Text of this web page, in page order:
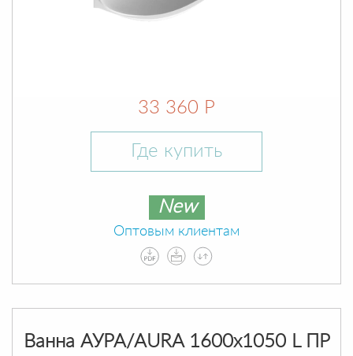
33 360 Р
Где купить
New
Оптовым клиентам
Ванна АУРА/AURA 1600х1050 L ПР